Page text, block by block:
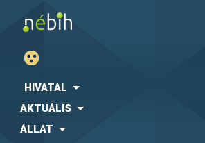
HIVATAL
AKTUÁLIS
ÁLLAT